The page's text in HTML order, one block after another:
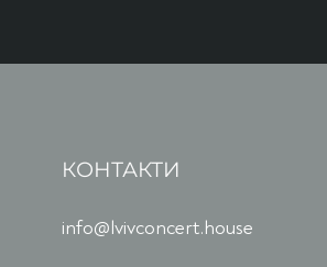
КОНТАКТИ
info@lvivconcert.house